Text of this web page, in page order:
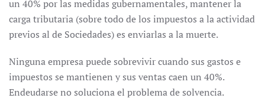
un 40% por las medidas gubernamentales, mantener la
carga tributaria (sobre todo de los impuestos a la actividad
previos al de Sociedades) es enviarlas a la muerte.
Ninguna empresa puede sobrevivir cuando sus gastos e
impuestos se mantienen y sus ventas caen un 40%.
Endeudarse no soluciona el problema de solvencia.